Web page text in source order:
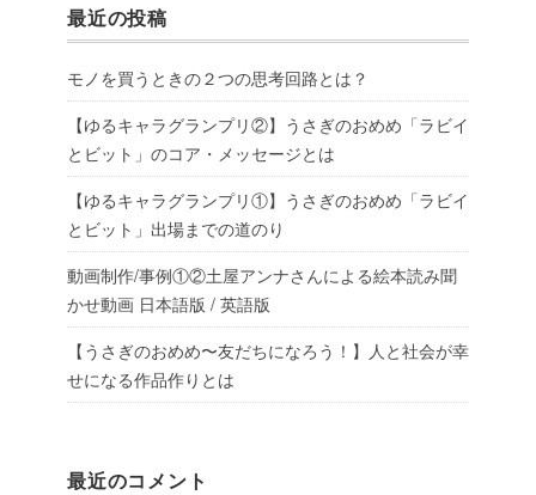
最近の投稿
モノを買うときの２つの思考回路とは？
【ゆるキャラグランプリ②】うさぎのおめめ「ラビイ
とビット」のコア・メッセージとは
【ゆるキャラグランプリ①】うさぎのおめめ「ラビイ
とビット」出場までの道のり
動画制作/事例①②土屋アンナさんによる絵本読み聞
かせ動画 日本語版 / 英語版
【うさぎのおめめ〜友だちになろう！】人と社会が幸
せになる作品作りとは
最近のコメント